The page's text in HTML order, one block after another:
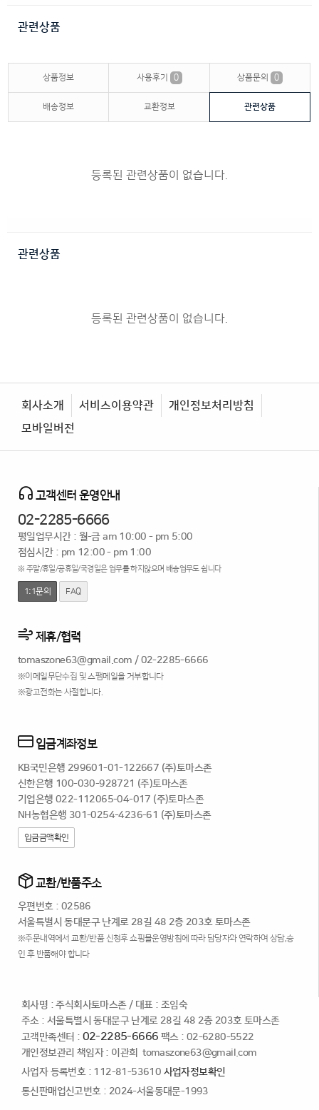
관련상품
상품정보 사용후기 0 상품문의 0
배송정보 교환정보 관련상품
등록된 관련상품이 없습니다.
관련상품
등록된 관련상품이 없습니다.
회사소개 서비스이용약관
개인정보처리방침
모바일버전
고객센터 운영안내
02-2285-6666
평일업무시간 : 월-금 am 10:00 - pm 5:00
점심시간 : pm 12:00 - pm 1:00
※ 주말/휴일/공휴일/국경일은 업무를 하지않으며 배송업무도 쉽니다
1:1문의 FAQ
제휴/협력
tomaszone63@gmail.com /02-2285-6666
※이메일무단수집 및 스팸메일을 거부합니다
※광고전화는 사절합니다.
입금계좌정보
KB국민은행 299601-01-122667 (주)토마스존
신한은행 100-030-928721 (주)토마스존
기업은행 022-112065-04-017 (주)토마스존
NH농협은행 301-0254-4236-61 (주)토마스존
입금금액확인
교환/반품주소
우편번호 : 02586
서울특별시 동대문구 난계로 28길 48 2층 203호 토마스존
※주문내역에서 교환/반품 신청후 쇼핑몰운영방침에 따라 담당자와 연락하여 상담,승
인 후 반품해야 합니다
회사명 : 주식회사토마스존/ 대표 : 조임숙
주소 : 서울특별시 동대문구 난계로 28길 48 2층 203호 토마스존
고객만족센터 : 02-2285-6666 팩스 : 02-6280-5522
개인정보관리 책임자 : 이관희 tomaszone63@gmail.com
사업자 등록번호 : 112-81-53610 사업자정보확인
통신판매업신고번호 : 2024-서울동대문-1993